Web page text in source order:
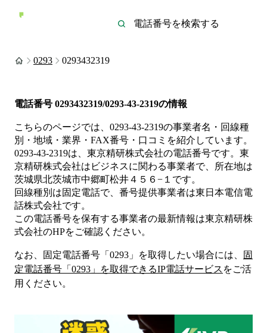
0293 0293432319
電話番号 0293432319/0293-43-2319の情報
こちらのページでは、 0293-43-2319の事業者名・回線種
別・地域・業界・FAX番号・口コミを紹介しています。
0293-43-2319は、 東京精研株式会社の電話番号です。 東
京精研株式会社は ビジネスに関わる事業者で、所在地は
茨城県北茨城市中郷町松井４５６−１ です。
回線種別は固定電話で、番号提供事業者は東日本電信電
話株式会社です。
この電話番号を保有する事業者の最新情報は東京精研株
式会社のHPをご確認ください。
なお、固定電話番号「 0293 」を取得したい場合には、
固
定電話番号「 0293 」を取得できるIP電話サービス をご活
用ください。